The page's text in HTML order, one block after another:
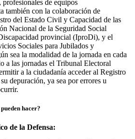
de equipos
también con la colaboración de
del Estado Civil y Capacidad de las
Nacional de la Seguridad Social
provincial (IproDi), y el
Sociales para Jubilados y
sea la modalidad de la jornada en cada
a las jornadas el Tribunal Electoral
a la ciudadanía acceder al Registro
depuración, ya sea por errores u
hacer?
de la Defensa: